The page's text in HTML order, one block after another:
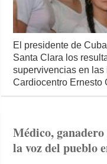
El presidente de
Santa Clara los
supervivencias en las
Cardiocentro Ernesto
Médico,
la voz del pueblo